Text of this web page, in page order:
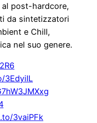
al post-hardcore,
da sintetizzatori
e Chill,
nel suo genere.
3EdyiIL
3vaiPFk